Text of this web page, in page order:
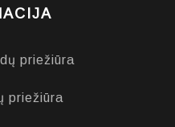
priežiūra
priežiūra